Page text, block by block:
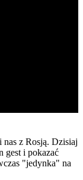
nas z Rosją. Dzisiaj
gest i pokazać
"jedynka" na